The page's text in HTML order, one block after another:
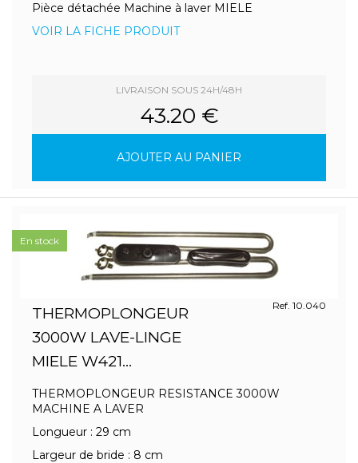
Pièce détachée Machine à laver MIELE
VOIR LA FICHE PRODUIT
LIVRAISON SOUS 24H/48H
43.20 €
AJOUTER AU PANIER
THERMOPLONGEUR
3000W LAVE-LINGE
MIELE W421...
Ref. 10.040
THERMOPLONGEUR RESISTANCE 3000W
MACHINE A LAVER
Longueur : 29 cm
Largeur de bride : 8 cm
En stock